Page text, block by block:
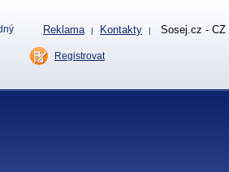
Reklama | Kontakty |
Registrovat